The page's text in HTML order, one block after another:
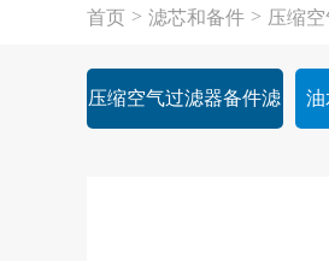
首页 > 滤芯和备件 > 压缩
压缩空气过滤器备件滤